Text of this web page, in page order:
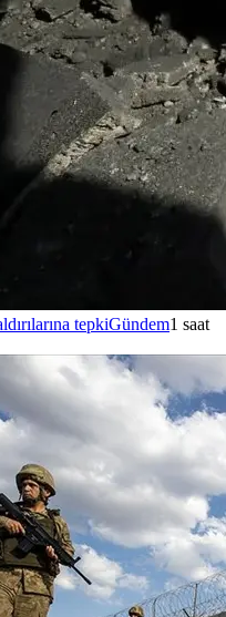
tepkiGündem1 saat